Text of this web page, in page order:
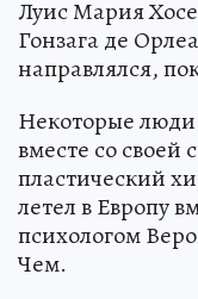
Луис Мария
Гонзага де
направлялся,
Некоторые
вместе со
пластический
летел в Европу
психологом
Чем.